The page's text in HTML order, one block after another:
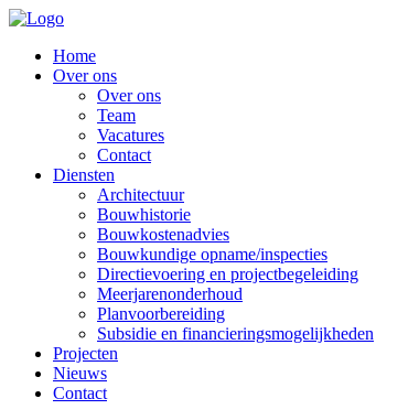
Home
Over ons
Over ons
Team
Vacatures
Contact
Diensten
Architectuur
Bouwhistorie
Bouwkostenadvies
Bouwkundige opname/inspecties
Directievoering en projectbegeleiding
Meerjarenonderhoud
Planvoorbereiding
Subsidie en financieringsmogelijkheden
Projecten
Nieuws
Contact